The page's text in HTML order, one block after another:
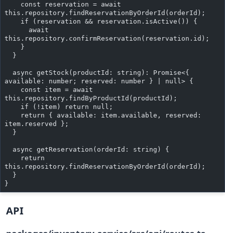
this.repository.findReservationByOrderId(orderId);
    if (reservation && reservation.isActive()) {
this.repository.confirmReservation(reservation.id);
    }
  }
available: number; reserved: number } | null> {
this.repository.findByProductId(productId);
    if (!item) return null;
item.reserved };
  }
  async getReservation(orderId: string) {
this.repository.findReservationByOrderId(orderId);
  }
}
API